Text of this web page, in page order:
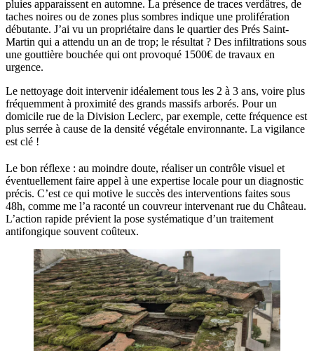
pluies apparaissent en automne. La présence de traces verdâtres, de
taches noires ou de zones plus sombres indique une prolifération
débutante. J’ai vu un propriétaire dans le quartier des Prés Saint-
Martin qui a attendu un an de trop; le résultat ? Des infiltrations sous
une gouttière bouchée qui ont provoqué 1500€ de travaux en
urgence.
Le nettoyage doit intervenir idéalement tous les 2 à 3 ans, voire plus
fréquemment à proximité des grands massifs arborés. Pour un
domicile rue de la Division Leclerc, par exemple, cette fréquence est
plus serrée à cause de la densité végétale environnante. La vigilance
est clé !
Le bon réflexe : au moindre doute, réaliser un contrôle visuel et
éventuellement faire appel à une expertise locale pour un diagnostic
précis. C’est ce qui motive le succès des interventions faites sous
48h, comme me l’a raconté un couvreur intervenant rue du Château.
L’action rapide prévient la pose systématique d’un traitement
antifongique souvent coûteux.